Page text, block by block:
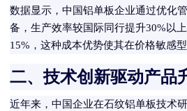
数据显示，中国铝单板企业通过优化
备，生产效率较国际同行提升30%以
15%，这种成本优势使其在价格敏感
二、技术创新驱动产品
近年来，中国企业在石纹铝单板技术